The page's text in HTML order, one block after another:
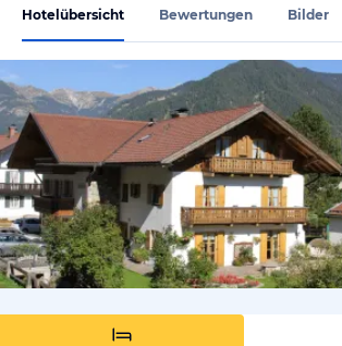
Hotelübersicht Bewertungen Bilder